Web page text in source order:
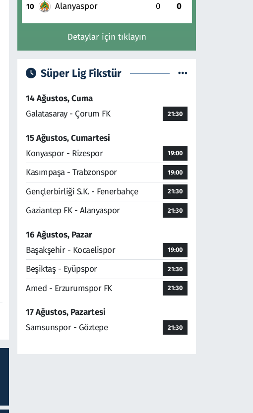
10 Alanyaspor 0 0
Detaylar için tıklayın
Süper Lig Fikstür
14 Ağustos, Cuma
Galatasaray - Çorum FK
21:30
15 Ağustos, Cumartesi
Konyaspor - Rizespor
19:00
Kasımpaşa - Trabzonspor 19:00
Gençlerbirliği S.K. - Fenerbahçe 21:30
Gaziantep FK - Alanyaspor 21:30
16 Ağustos, Pazar
Başakşehir - Kocaelispor
19:00
Beşiktaş - Eyüpspor 21:30
Amed - Erzurumspor FK 21:30
17 Ağustos, Pazartesi
Samsunspor - Göztepe
21:30